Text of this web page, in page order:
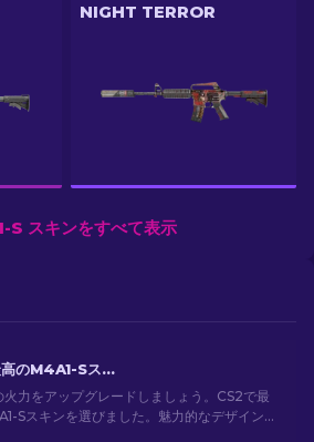
NIGHT TERROR
S スキンをすべて表示
CS2 最高のM4A1-Sスキン [2026]
火力をアップグレードしましょう。CS2で最
Sスキンを選びました。魅力的なデザインの